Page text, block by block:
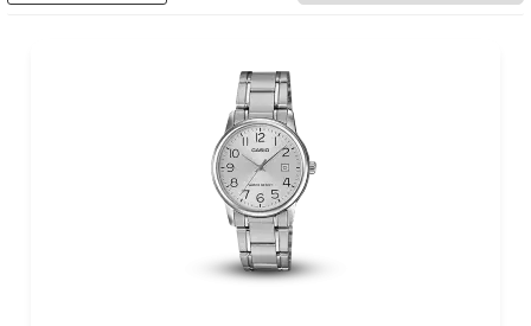
Casionun 1983-cü ildə saat
qazandırdığı zərbəyə və
Shock modelləri, musiqidən